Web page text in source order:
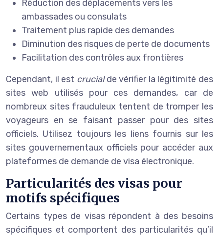
Réduction des déplacements vers les
ambassades ou consulats
Traitement plus rapide des demandes
Diminution des risques de perte de documents
Facilitation des contrôles aux frontières
Cependant, il est crucialde vérifier la légitimité des
sites web utilisés pour ces demandes, car de
nombreux sites frauduleux tentent de tromper les
voyageurs en se faisant passer pour des sites
officiels. Utilisez toujours les liens fournis sur les
sites gouvernementaux officiels pour accéder aux
plateformes de demande de visa électronique.
Particularités des visas pour
motifs spécifiques
Certains types de visas répondent à des besoins
spécifiques et comportent des particularités qu’il